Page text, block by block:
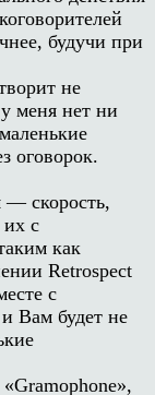
будучи при
не
меня нет ни
оговорок.
— скорость,
их с
как
Retrospect
с
Вам будет не